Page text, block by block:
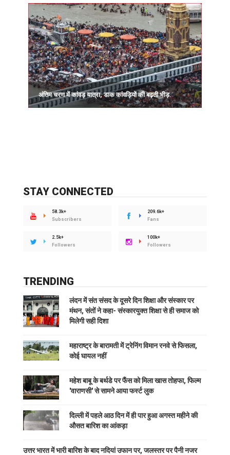
अंतिम चरण में कांवड़ यात्रा, डाक कांवड़ियों की बढ़ती भीड़.
STAY CONNECTED
58.3k+
Subscribers
209.6k+
Fans
2.5k+
Followers
100k+
Followers
TRENDING
लंदन में संत संसद के दूसरे दिन शिक्षा और संस्कार पर
मंथन, संतों ने कहा- संस्कारयुक्त शिक्षा से ही समाज को
मिलेगी सही दिशा
महाराष्ट्र के बारामती में ट्रेनिंग विमान रनवे से फिसला,
कोई घायल नहीं
महेश बाबू के बर्थडे पर फैंस को मिला खास तोहफा, फिल्म
'वाराणसी' से सामने आया फर्स्ट लुक
दिल्ली में पहले आठ दिन में ही पार हुआ अगस्त महीने की
औसत बारिश का आंकड़ा
उत्तर भारत में भारी बारिश के बाद नदियां उफान पर, जलस्तर पर पैनी नजर